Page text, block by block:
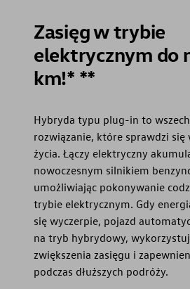
Zasięg w trybie
elektrycznym do
km!* **
Hybryda typu plug-in to
rozwiązanie, które sprawdzi się
życia. Łączy elektryczny
nowoczesnym silnikiem
umożliwiając pokonywanie
trybie elektrycznym. Gdy
się wyczerpie, pojazd
na tryb hybrydowy,
zwiększenia zasięgu i
podczas dłuższych podróży.